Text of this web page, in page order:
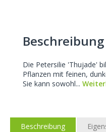
Beschreibung
Die Petersilie 'Thujade'
Pflanzen mit feinen,
Sie kann sowohl...
Beschreibung